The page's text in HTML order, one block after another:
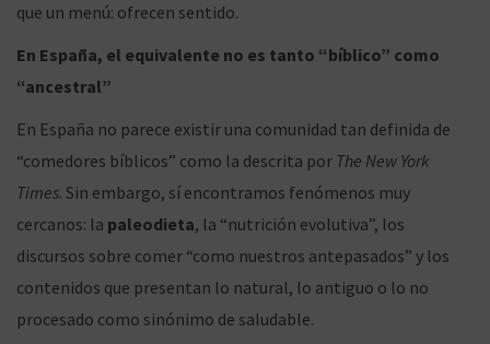
ó
n
que un menú: ofrecen sentido.
En España, el equivalente no es tanto “bíblico” como
“ancestral”
En España no parece existir una comunidad tan definida de
“comedores bíblicos” como la descrita por The New York
Times. Sin embargo, sí encontramos fenómenos muy
cercanos: la paleodieta, la “nutrición evolutiva”, los
discursos sobre comer “como nuestros antepasados” y los
contenidos que presentan lo natural, lo antiguo o lo no
procesado como sinónimo de saludable.